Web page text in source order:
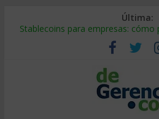
Última:
Stablecoins para empresas: cómo
Despido silencioso: qué es y por
IA en selección de personal: cómo
Trabajo forzoso en la cadena de
Mercado hispano de EE. UU.: